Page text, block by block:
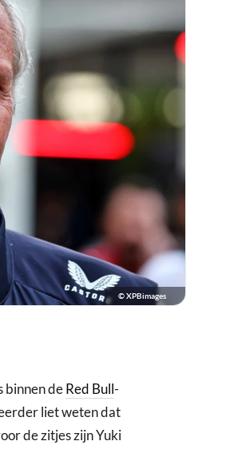
© XPBimages
binnen deRed Bull-
liet weten dat
de zitjes zijn Yuki